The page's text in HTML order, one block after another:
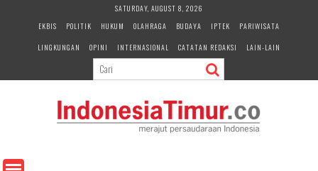
e
SATURDAY, AUGUST 8, 2026
EKBIS
POLITIK HUKUM OLAHRAGA BUDAYA IPTEK
PARIWISATA
LINGKUNGAN
OPINI INTERNASIONAL CATATAN REDAKSI LAIN-LAIN